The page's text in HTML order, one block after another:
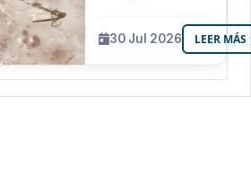
UMSA
resguarda 6
joyas de la
30 Jul 2026 LEER MÁS